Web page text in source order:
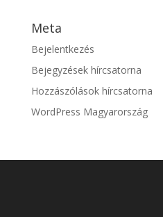
Meta
Bejelentkezés
Bejegyzések hírcsatorna
Hozzászólások hírcsatorna
WordPress Magyarország